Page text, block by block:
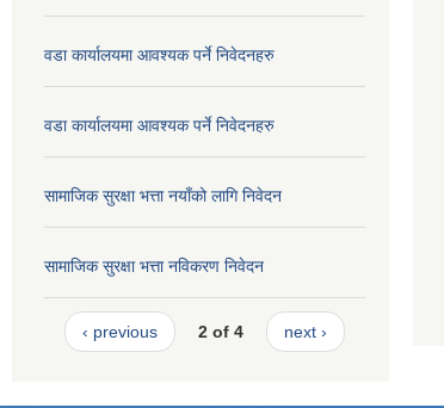
वडा कार्यालयमा आवश्यक पर्ने निवेदनहरु
वडा कार्यालयमा आवश्यक पर्ने निवेदनहरु
सामाजिक सुरक्षा भत्ता नयाँको लागि निवेदन
सामाजिक सुरक्षा भत्ता नविकरण निवेदन
‹ previous 2 of 4 next ›